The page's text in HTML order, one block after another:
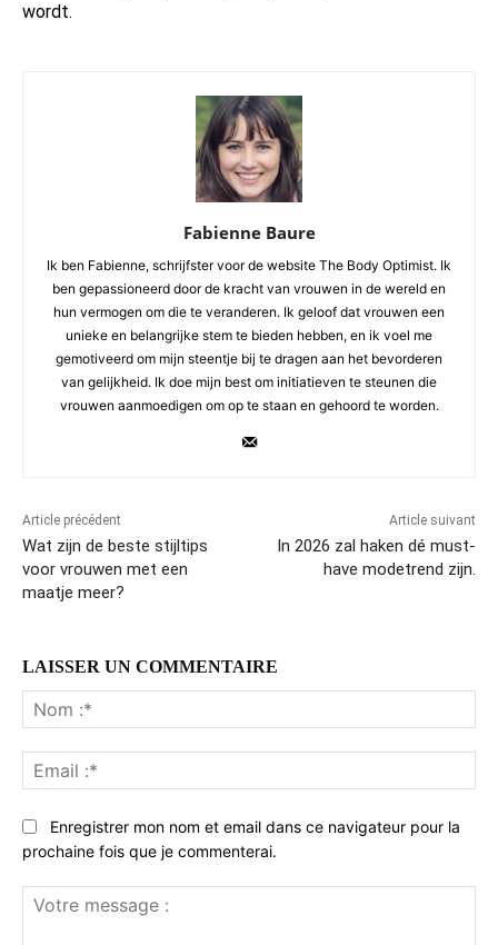
wordt.
Fabienne Baure
Ik ben Fabienne, schrijfster voor de website The Body Optimist. Ik
ben gepassioneerd door de kracht van vrouwen in de wereld en
hun vermogen om die te veranderen. Ik geloof dat vrouwen een
unieke en belangrijke stem te bieden hebben, en ik voel me
gemotiveerd om mijn steentje bij te dragen aan het bevorderen
van gelijkheid. Ik doe mijn best om initiatieven te steunen die
vrouwen aanmoedigen om op te staan en gehoord te worden.
Article précédent
Wat zijn de beste stijltips
voor vrouwen met een
maatje meer?
Article suivant
In 2026 zal haken dé must-
have modetrend zijn.
LAISSER UN COMMENTAIRE
:*
:*
Enregistrer mon nom et email dans ce navigateur pour la
prochaine fois que je commenterai.